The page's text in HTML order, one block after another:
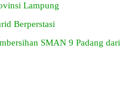
Lampung
Berperstasi
SMAN 9 Padang dari